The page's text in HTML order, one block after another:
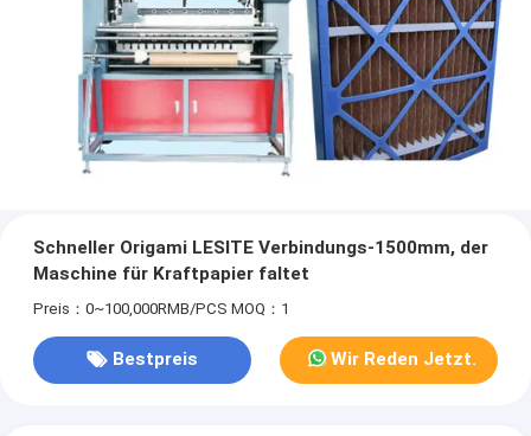
Schneller Origami LESITE Verbindungs-1500mm, der
Maschine für Kraftpapier faltet
Preis：0~100,000RMB/PCS MOQ：1
Bestpreis Wir Reden Jetzt.